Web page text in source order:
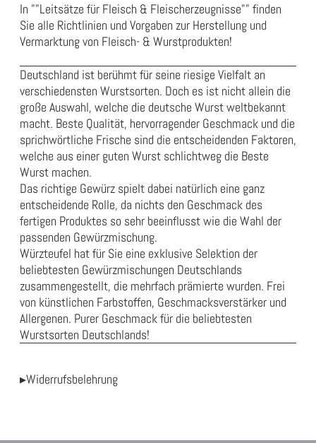
In ""Leitsätze für Fleisch & Fleischerzeugnisse"" finden
Sie alle Richtlinien und Vorgaben zur Herstellung und
Vermarktung von Fleisch- & Wurstprodukten!
Deutschland ist berühmt für seine riesige Vielfalt an
verschiedensten Wurstsorten. Doch es ist nicht allein die
große Auswahl, welche die deutsche Wurst weltbekannt
macht. Beste Qualität, hervorragender Geschmack und die
sprichwörtliche Frische sind die entscheidenden Faktoren,
welche aus einer guten Wurst schlichtweg die Beste
Wurst machen.
Das richtige Gewürz spielt dabei natürlich eine ganz
entscheidende Rolle, da nichts den Geschmack des
fertigen Produktes so sehr beeinflusst wie die Wahl der
passenden Gewürzmischung.
Würzteufel hat für Sie eine exklusive Selektion der
beliebtesten Gewürzmischungen Deutschlands
zusammengestellt, die mehrfach prämierte wurden. Frei
von künstlichen Farbstoffen, Geschmacksverstärker und
Allergenen. Purer Geschmack für die beliebtesten
Wurstsorten Deutschlands!
▸Widerrufsbelehrung